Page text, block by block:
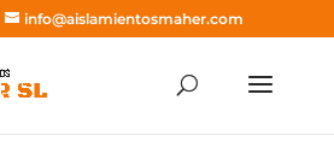
info@aislamientosmaher.com